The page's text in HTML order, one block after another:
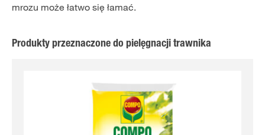
mrozu może łatwo się łamać.
Produkty przeznaczone do pielęgnacji trawnika